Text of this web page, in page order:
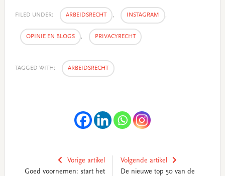
FILED UNDER: ARBEIDSRECHT , INSTAGRAM ,
OPINIE EN BLOGS , PRIVACYRECHT
TAGGED WITH: ARBEIDSRECHT
Vorige artikel
Goed voornemen: start het
Volgende artikel
De nieuwe top 50 van de